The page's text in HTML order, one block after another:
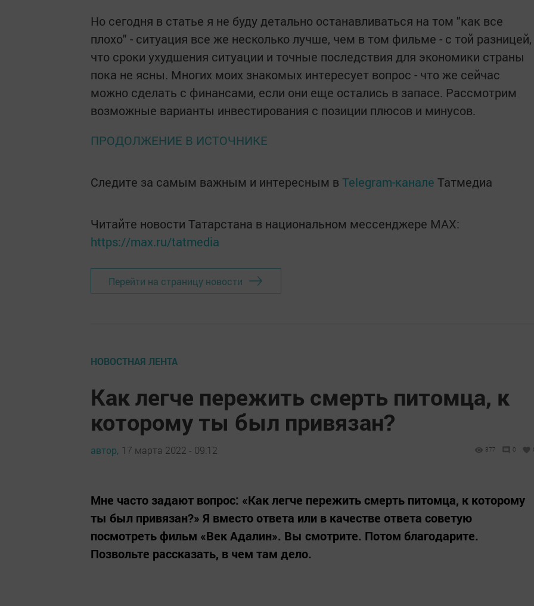
Но сегодня в статье я не буду детально останавливаться на том "как все
плохо" - ситуация все же несколько лучше, чем в том фильме - с той разницей,
что сроки ухудшения ситуации и точные последствия для экономики страны
пока не ясны. Многих моих знакомых интересует вопрос - что же сейчас
можно сделать с финансами, если они еще остались в запасе. Рассмотрим
возможные варианты инвестирования с позиции плюсов и минусов.
ПРОДОЛЖЕНИЕ В ИСТОЧНИКЕ
Следите за самым важным и интересным в Telegram-канале Татмедиа
Читайте новости Татарстана в национальном мессенджере MАХ:
https://max.ru/tatmedia
Перейти на страницу новости
НОВОСТНАЯ ЛЕНТА
Как легче пережить смерть питомца, к
которому ты был привязан?
автор, 17 марта 2022 - 09:12 377 0
Мне часто задают вопрос: «Как легче пережить смерть питомца, к которому
ты был привязан?» Я вместо ответа или в качестве ответа советую
посмотреть фильм «Век Адалин». Вы смотрите. Потом благодарите.
Позвольте рассказать, в чем там дело.